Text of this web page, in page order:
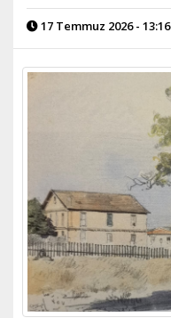
17 Temmuz 2026 - 13:16